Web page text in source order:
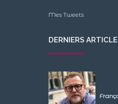
Mes Tweets
DERNIERS